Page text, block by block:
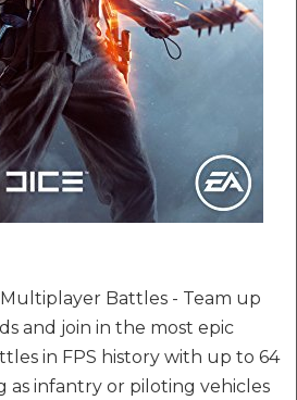
Battles - Team up
and join in the most epic
in FPS history with up to 64
as infantry or piloting vehicles